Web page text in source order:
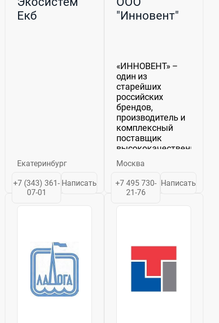
Екб
Екатеринбург
+7 (343) 361-
07-01
Написать
"Инновент"
«ИННОВЕНТ» –
один из
старейших
российских
брендов,
производитель и
комплексный
поставщик
высококачественного
оборудования
для систем
вентиляции,
кондиционирования
отопления, а
оборудованием....
Москва
+7 495 730-
21-76
Написать